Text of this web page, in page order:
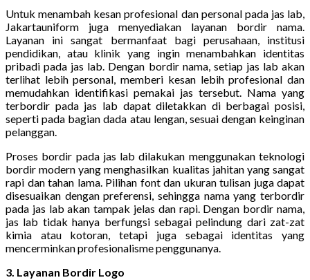
Untuk menambah kesan profesional dan personal pada jas lab,
Jakartauniform juga menyediakan layanan bordir nama.
Layanan ini sangat bermanfaat bagi perusahaan, institusi
pendidikan, atau klinik yang ingin menambahkan identitas
pribadi pada jas lab. Dengan bordir nama, setiap jas lab akan
terlihat lebih personal, memberi kesan lebih profesional dan
memudahkan identifikasi pemakai jas tersebut. Nama yang
terbordir pada jas lab dapat diletakkan di berbagai posisi,
seperti pada bagian dada atau lengan, sesuai dengan keinginan
pelanggan.
Proses bordir pada jas lab dilakukan menggunakan teknologi
bordir modern yang menghasilkan kualitas jahitan yang sangat
rapi dan tahan lama. Pilihan font dan ukuran tulisan juga dapat
disesuaikan dengan preferensi, sehingga nama yang terbordir
pada jas lab akan tampak jelas dan rapi. Dengan bordir nama,
jas lab tidak hanya berfungsi sebagai pelindung dari zat-zat
kimia atau kotoran, tetapi juga sebagai identitas yang
mencerminkan profesionalisme penggunanya.
3. Layanan Bordir Logo